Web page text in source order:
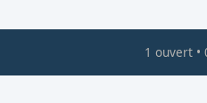
1 ouvert•